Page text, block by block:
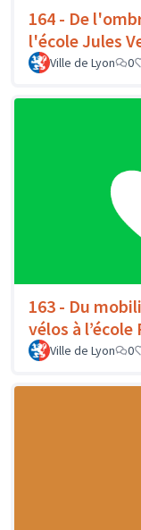
164 - De
l'école Jules
Ville de Lyon
0
163 - Du
vélos à l’école
Ville de Lyon 0